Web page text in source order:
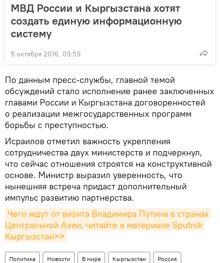
МВД России и Кыргызстана хотят
создать единую информационную
систему
5 октября 2016, 09:59
По данным пресс-службы, главной темой
обсуждений стало исполнение ранее заключенных
главами России и Кыргызстана договоренностей
о реализации межгосударственных программ
борьбы с преступностью.
Исраилов отметил важность укрепления
сотрудничества двух министерств и подчеркнул,
что сейчас отношения строятся на конструктивной
основе. Министр выразил уверенность, что
нынешняя встреча придаст дополнительный
импульс развитию партнерства.
Чего ждут от визита Владимира Путина в странах
Центральной Азии, читайте в материале Sputnik
Кыргызстан>>
Политика Новости В мире Кыргызстан Россия